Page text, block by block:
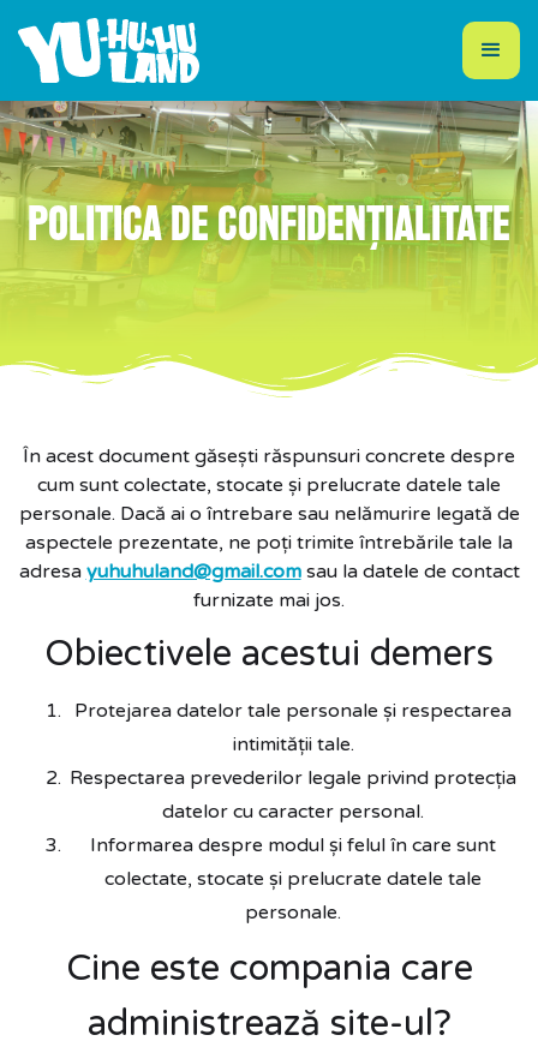
POLITICA DE CONFIDENȚIALITATE
În acest document găsești răspunsuri concrete despre
cum sunt colectate, stocate și prelucrate datele tale
personale. Dacă ai o întrebare sau nelămurire legată de
aspectele prezentate, ne poți trimite întrebările tale la
adresa yuhuhuland@gmail.comsau la datele de contact
furnizate mai jos.
Obiectivele acestui demers
Protejarea datelor tale personale și respectarea
intimității tale.
Respectarea prevederilor legale privind protecția
datelor cu caracter personal.
Informarea despre modul și felul în care sunt
colectate, stocate și prelucrate datele tale
personale.
Cine este compania care
administrează site-ul?